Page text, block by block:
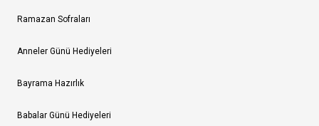
Ramazan Sofraları
Anneler Günü Hediyeleri
Bayrama Hazırlık
Babalar Günü Hediyeleri